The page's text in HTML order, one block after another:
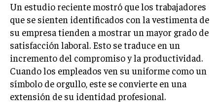
FINANZAS
FINANZAS Y CONTABILIDAD
GESTIÓN DE RECURSOS FINANCIEROS
INVERSIONES Y MERCADOS FINANCIEROS
CONTABILIDAD EMPRESARIAL
ECONOMÍA EMPRESARIAL
Un estudio reciente mostró que los trabajadores
que se sienten identificados con la vestimenta de
su empresa tienden a mostrar un mayor grado de
satisfacción laboral. Esto se traduce en un
incremento del compromiso y la productividad.
Cuando los empleados ven su uniforme como un
símbolo de orgullo, este se convierte en una
extensión de su identidad profesional.